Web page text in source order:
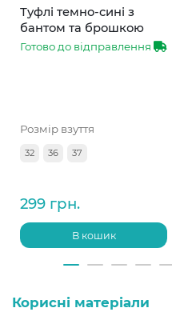
Туфлі темно-сині з
бантом та брошкою
Готово до відправлення
Розмір взуття
32 36 37
299 грн.
В кошик
Корисні матеріали